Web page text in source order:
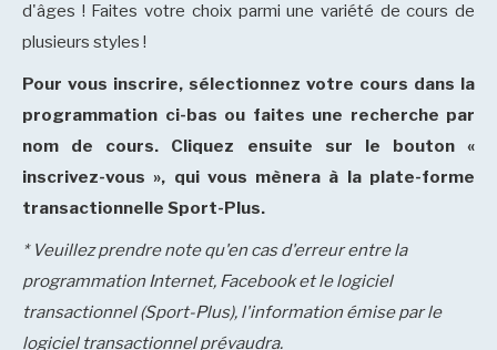
d'âges ! Faites votre choix parmi une variété de cours de
plusieurs styles !
Pour vous inscrire, sélectionnez votre cours dans la
programmation ci-bas ou faites une recherche par
nom de cours. Cliquez ensuite sur le bouton «
inscrivez-vous », qui vous mènera à la plate-forme
transactionnelle Sport-Plus.
* Veuillez prendre note qu'en cas d'erreur entre la
programmation Internet, Facebook et le logiciel
transactionnel (Sport-Plus), l'information émise par le
logiciel transactionnel prévaudra.